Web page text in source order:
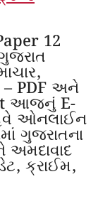
12
PDF અને
આજનું E-
ઓનલાઈન
ગુજરાતના
અમદાવાદ
ક્રાઈમ,